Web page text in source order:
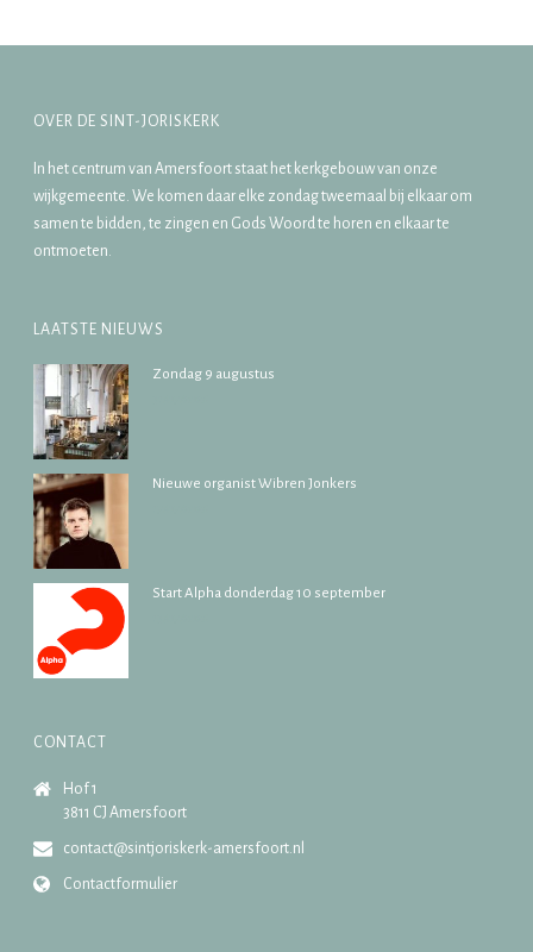
OVER DE SINT-JORISKERK
In het centrum van Amersfoort staat het kerkgebouw van onze
wijkgemeente. We komen daar elke zondag tweemaal bij elkaar om
samen te bidden, te zingen en Gods Woord te horen en elkaar te
ontmoeten.
LAATSTE NIEUWS
Zondag 9 augustus
Nieuwe organist Wibren Jonkers
Start Alpha donderdag 10 september
CONTACT
Hof 1
3811 CJ Amersfoort
contact@sintjoriskerk-amersfoort.nl
Contactformulier